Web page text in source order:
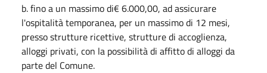
b. fino a un massimo di€ 6.000,00, ad assicurare
l'ospitalità temporanea, per un massimo di 12 mesi,
presso strutture ricettive, strutture di accoglienza,
alloggi privati, con la possibilità di affitto di alloggi da
parte del Comune.